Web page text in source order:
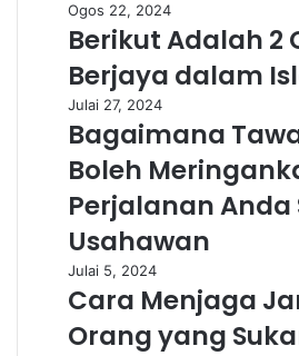
Ogos 22, 2024
Berikut Adalah 2
Berjaya dalam
Julai 27, 2024
Bagaimana
Boleh
Perjalanan Anda
Usahawan
Julai 5, 2024
Cara Menjaga
Orang yang